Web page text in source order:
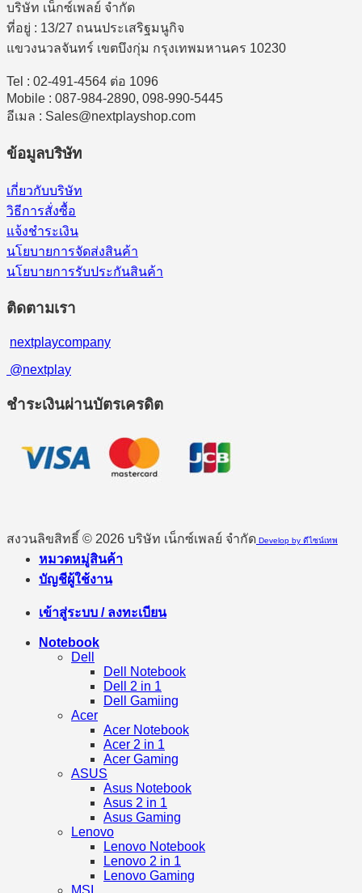
บริษัท เน็กซ์เพลย์ จำกัด
ที่อยู่ : 13/27 ถนนประเสริฐมนูกิจ
แขวงนวลจันทร์ เขตบึงกุ่ม กรุงเทพมหานคร 10230
Tel : 02-491-4564 ต่อ 1096
Mobile : 087-984-2890, 098-990-5445
อีเมล : Sales@nextplayshop.com
ข้อมูลบริษัท
เกี่ยวกับบริษัท
วิธีการสั่งซื้อ
แจ้งชำระเงิน
นโยบายการจัดส่งสินค้า
นโยบายการรับประกันสินค้า
ติดตามเรา
nextplaycompany
@nextplay
ชำระเงินผ่านบัตรเครดิต
สงวนลิขสิทธิ์ © 2026 บริษัท เน็กซ์เพลย์ จำกัด Develop by ดีไซน์เทพ
หมวดหมู่สินค้า
บัญชีผู้ใช้งาน
เข้าสู่ระบบ / ลงทะเบียน
Notebook
Dell
Dell Notebook
Dell 2 in 1
Dell Gamiing
Acer
Acer Notebook
Acer 2 in 1
Acer Gaming
ASUS
Asus Notebook
Asus 2 in 1
Asus Gaming
Lenovo
Lenovo Notebook
Lenovo 2 in 1
Lenovo Gaming